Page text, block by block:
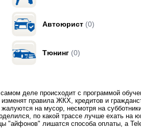
Автоюрист (0)
Тюнинг (0)
деле происходит с программой
правила ЖКХ, кредитов и
на мусор, несмотря на
по какой трассе лучше ехать на
"айфонов" лишатся способа оплаты, а